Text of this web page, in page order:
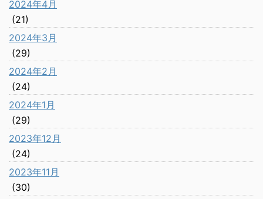
2024年4月
(21)
2024年3月
(29)
2024年2月
(24)
2024年1月
(29)
2023年12月
(24)
2023年11月
(30)